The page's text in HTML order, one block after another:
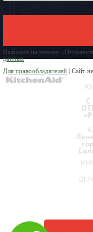
Нажимая на кнопку
данных
Для правообладателей | Сайт